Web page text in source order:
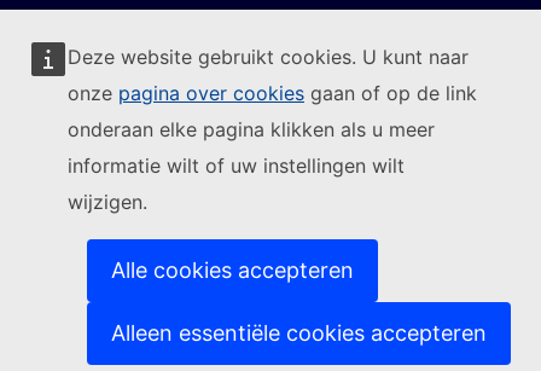
Deze website gebruikt cookies. U kunt naar
onze pagina over cookies gaan of op de link
onderaan elke pagina klikken als u meer
informatie wilt of uw instellingen wilt
wijzigen.
Alle cookies accepteren
Alleen essentiële cookies accepteren
Volg de Europese Commissie
Contact(Externe link)
Een IT-kwetsbaarheid melden
Talen op onze websites(Externe link)
(Externe link)
Privacybeleid
Juridische mededeling
(Externe link)